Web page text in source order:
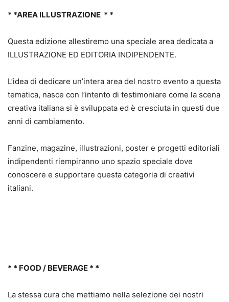
* *AREA ILLUSTRAZIONE * *
Questa edizione allestiremo una speciale area dedicata a
ILLUSTRAZIONE ED EDITORIA INDIPENDENTE.
L’idea di dedicare un’intera area del nostro evento a questa
tematica, nasce con l’intento di testimoniare come la scena
creativa italiana si è sviluppata ed è cresciuta in questi due
anni di cambiamento.
Fanzine, magazine, illustrazioni, poster e progetti editoriali
indipendenti riempiranno uno spazio speciale dove
conoscere e supportare questa categoria di creativi
italiani.
* * FOOD / BEVERAGE * *
La stessa cura che mettiamo nella selezione dei nostri